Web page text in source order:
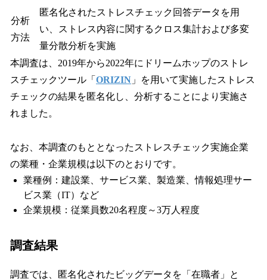
分析
方法
匿名化されたストレスチェック回答データを用
い、ストレス内容に関するクロス集計および多変
量分散分析を実施
本調査は、2019年から2022年にドリームホップのストレ
スチェックツール「 ORIZIN 」を用いて実施したストレス
チェックの結果を匿名化し、分析することにより実施さ
れました。
なお、本調査のもととなったストレスチェック実施企業
の業種・企業規模は以下のとおりです。
業種例：建設業、サービス業、製造業、情報処理サー
ビス業（IT）など
企業規模：従業員数20名程度～3万人程度
調査結果
調査では、匿名化されたビッグデータを「在職者」と